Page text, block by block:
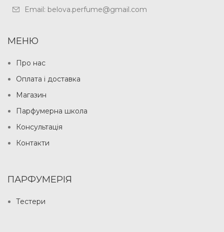
Email: belova.perfume@gmail.com
МЕНЮ
Про нас
Оплата і доставка
Магазин
Парфумерна школа
Консультація
Контакти
ПАРФУМЕРІЯ
Тестери